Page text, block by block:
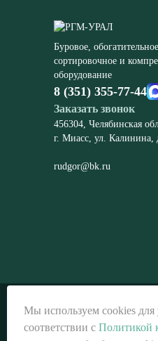
Буровое, обогатительное,
сортировочное и
оборудование
8 (351) 355-77-44
Заказать звонок
456304, Челябинская
г. Миасс, ул. Калинина,
rudgor@bk.ru
© ООО «РГМ-УРАЛ»,
Мы используем cookies для
соответствии с Политикой